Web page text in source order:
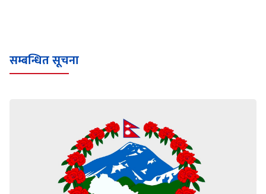
सम्बन्धित सूचना